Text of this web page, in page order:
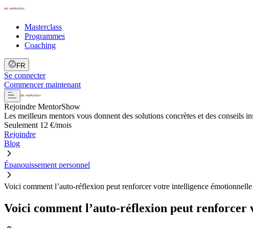
Masterclass
Programmes
Coaching
FR
Se connecter
Commencer maintenant
Rejoindre MentorShow
Les meilleurs mentors vous donnent des solutions concrètes et des conseils
Seulement 12 €/mois
Rejoindre
Blog
Épanouissement personnel
Voici comment l’auto-réflexion peut renforcer votre intelligence émotionnelle
Voici comment l’auto-réflexion peut renforcer